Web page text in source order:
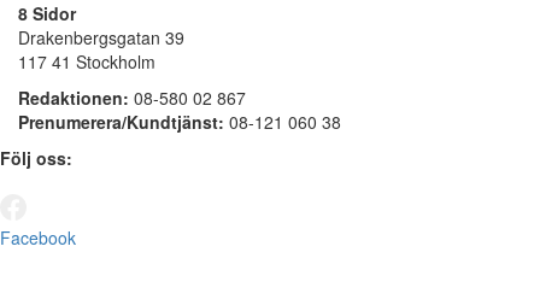
8 Sidor
Drakenbergsgatan 39
117 41 Stockholm
Redaktionen: 08-580 02 867
Prenumerera/Kundtjänst: 08-121 060 38
Följ oss:
Facebook